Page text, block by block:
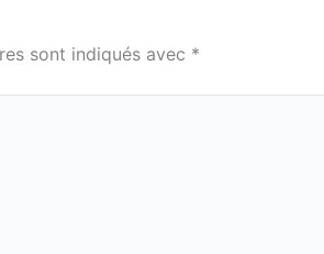
sont indiqués avec *